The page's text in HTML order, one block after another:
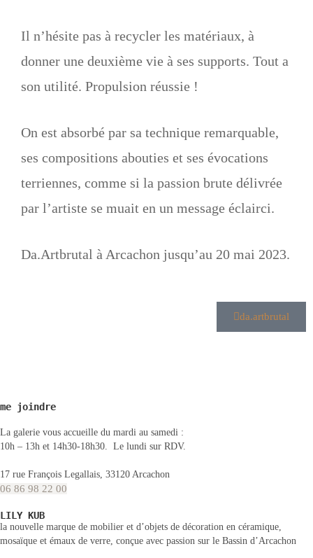
Il n’hésite pas à recycler les matériaux, à
donner une deuxième vie à ses supports. Tout a
son utilité. Propulsion réussie !
On est absorbé par sa technique remarquable,
ses compositions abouties et ses évocations
terriennes, comme si la passion brute délivrée
par l’artiste se muait en un message éclairci.
Da.Artbrutal à Arcachon jusqu’au 20 mai 2023.
da.artbrutal
me joindre
La galerie vous accueille du mardi au samedi :
10h – 13h et 14h30-18h30. Le lundi sur RDV.
17 rue François Legallais, 33120 Arcachon
06 86 98 22 00
LILY KUB
la nouvelle marque de mobilier et d’objets de décoration en céramique,
mosaïque et émaux de verre, conçue avec passion sur le Bassin d’Arcachon